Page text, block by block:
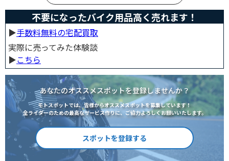
不要になったバイク用品高く売れます！
▶︎手数料無料の宅配買取
実際に売ってみた体験談
▶︎こちら
あなたのオススメスポットを登録しませんか？
モトスポットでは、皆様からオススメスポットを募集しています！
全ライダーのための最高なサービス作りに、ご協力よろしくお願いいたします。
スポットを登録する